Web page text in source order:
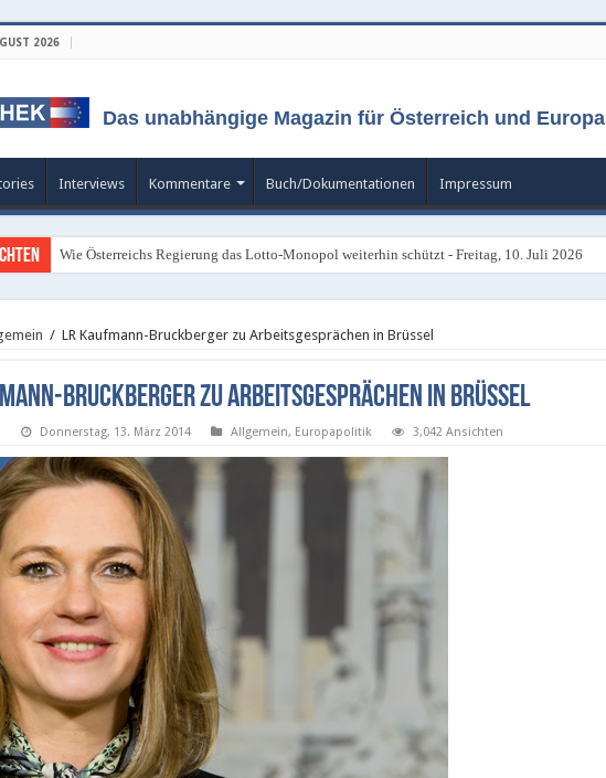
2026
Das unabhängige Magazin für Österreich und Europa
Interviews Kommentare Buch/Dokumentationen Impressum
Wie Österreichs Regierung das Lotto-Monopol weiterhin schützt - Freitag, 10. Juli 2026
Kleines Glücksspiel: Legalisierung gestoppt - Montag, 6. Juli 2026
/ LR Kaufmann-Bruckberger zu Arbeitsgesprächen in Brüssel
Bruckberger zu Arbeitsgesprächen in Brüssel
Donnerstag, 13. März 2014 Allgemein, Europapolitik 3,042 Ansichten